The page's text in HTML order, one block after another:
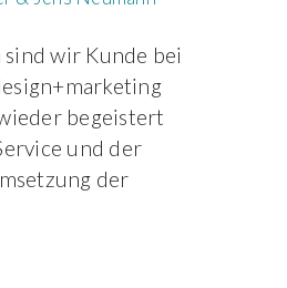
sind wir Kunde bei
begeistert
und der
der